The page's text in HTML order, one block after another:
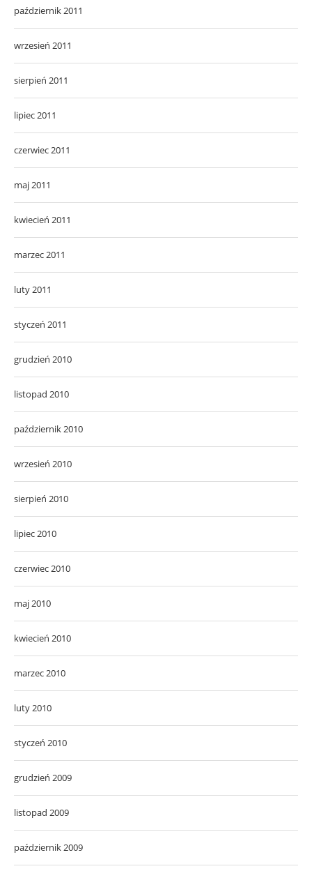
październik 2011
wrzesień 2011
sierpień 2011
lipiec 2011
czerwiec 2011
maj 2011
kwiecień 2011
marzec 2011
luty 2011
styczeń 2011
grudzień 2010
listopad 2010
październik 2010
wrzesień 2010
sierpień 2010
lipiec 2010
czerwiec 2010
maj 2010
kwiecień 2010
marzec 2010
luty 2010
styczeń 2010
grudzień 2009
listopad 2009
październik 2009